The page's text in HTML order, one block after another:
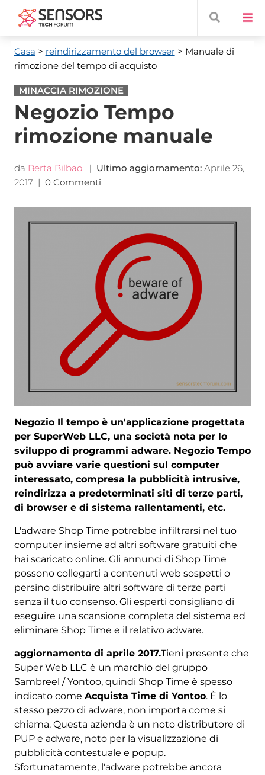
Casa > reindirizzamento del browser> Manuale di
rimozione del tempo di acquisto
MINACCIA RIMOZIONE
Negozio Tempo
rimozione manuale
da Berta Bilbao | Ultimo aggiornamento: Aprile 26,
2017 | 0 Commenti
Negozio Il tempo è un'applicazione progettata
per SuperWeb LLC, una società nota per lo
sviluppo di programmi adware. Negozio Tempo
può avviare varie questioni sul computer
interessato, compresa la pubblicità intrusive,
reindirizza a predeterminati siti di terze parti,
di browser e di sistema rallentamenti, etc.
L'adware Shop Time potrebbe infiltrarsi nel tuo
computer insieme ad altri software gratuiti che
hai scaricato online. Gli annunci di Shop Time
possono collegarti a contenuti web sospetti o
persino distribuire altri software di terze parti
senza il tuo consenso. Gli esperti consigliano di
eseguire una scansione completa del sistema ed
eliminare Shop Time e il relativo adware.
aggiornamento di aprile 2017.Tieni presente che
Super Web LLC è un marchio del gruppo
Sambreel / Yontoo, quindi Shop Time è spesso
indicato come Acquista Time di Yontoo. È lo
stesso pezzo di adware, non importa come si
chiama. Questa azienda è un noto distributore di
PUP e adware, noto per la visualizzazione di
pubblicità contestuale e popup.
Sfortunatamente, l'adware potrebbe ancora